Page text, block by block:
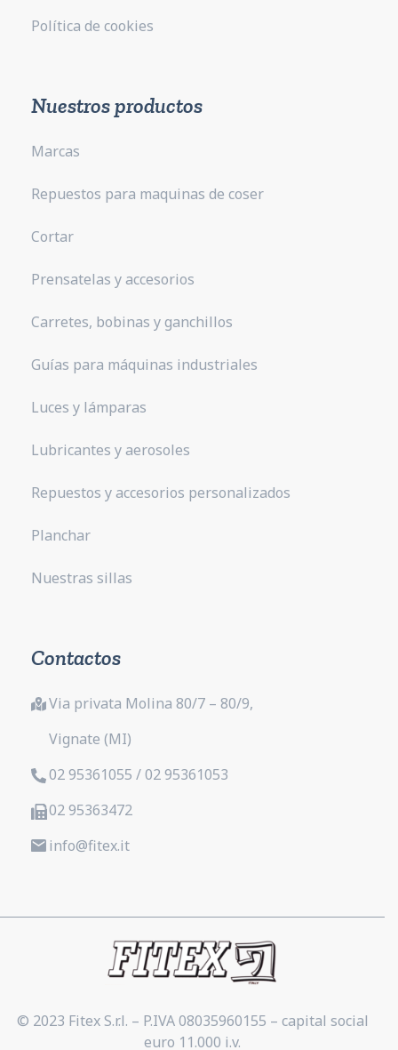
Política de cookies
Nuestros productos
Marcas
Repuestos para maquinas de coser
Cortar
Prensatelas y accesorios
Carretes, bobinas y ganchillos
Guías para máquinas industriales
Luces y lámparas
Lubricantes y aerosoles
Repuestos y accesorios personalizados
Planchar
Nuestras sillas
Contactos
Via privata Molina 80/7 – 80/9,
Vignate (MI)
02 95361055 / 02 95361053
02 95363472
info@fitex.it
© 2023 Fitex S.r.l. – P.IVA 08035960155 – capital social
euro 11.000 i.v.